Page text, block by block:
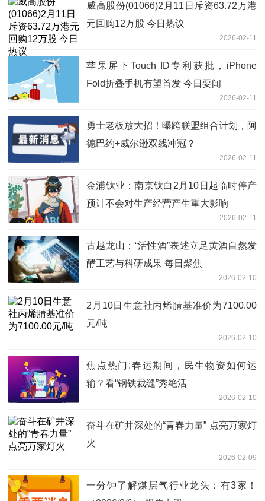
威高股份(01066)2月11日斥资63.72万港
元回购12万股 今日热议
2026-02-11
苹果屏下Touch ID专利获批，iPhone
Fold折叠手机有望首发 今日要闻
2026-02-11
勇士老板放大招！曝跨联盟组合计划，阿
德巴约+威尔逊双线冲冠？
2026-02-11
金浦钛业：南京钛白2月10日起临时停产
预计不会对生产经营产生重大影响
2026-02-11
古越龙山：“活性酒”表述立足黄酒自然发
酵工艺与科研成果 每日聚焦
2026-02-10
2月10日生意社丙烯腈基准价为7100.00
元/吨
2026-02-10
焦点热门:春运期间，民生物资如何运
输？看“钢铁裁缝”秀绝活
2026-02-10
奋斗在矿井深处的“青春力量” 点亮万家灯
火
2026-02-09
一分钟了解煤层气行业龙头：有3家！